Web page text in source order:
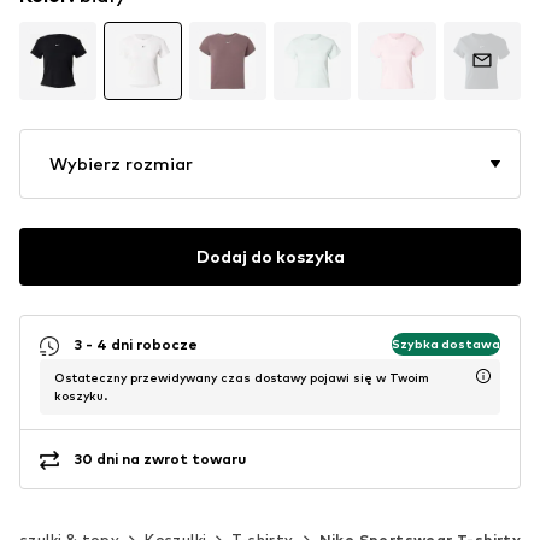
Wybierz rozmiar
Dodaj do koszyka
3 - 4 dni robocze Szybka dostawa
Ostateczny przewidywany czas dostawy pojawi się w Twoim
koszyku.
30 dni na zwrot towaru